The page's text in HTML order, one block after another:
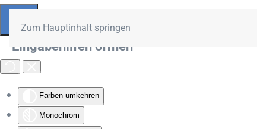
Eingabehilfen öffnen
Farben umkehren
Monochrom
Zum Hauptinhalt springen